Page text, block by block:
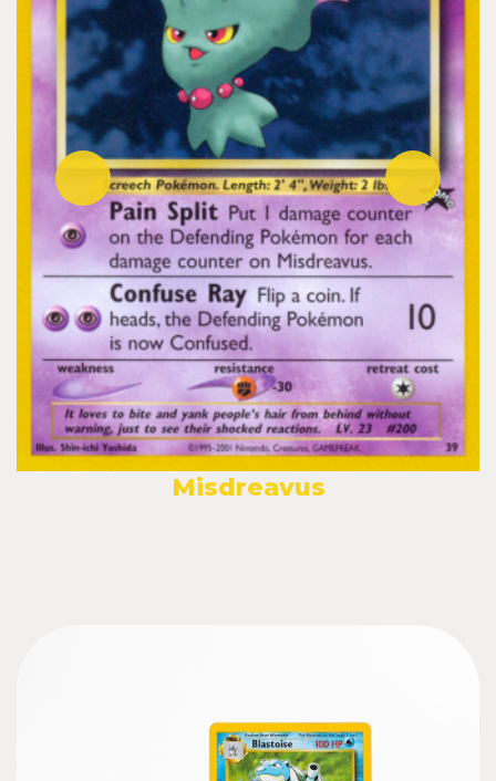
Misdreavus